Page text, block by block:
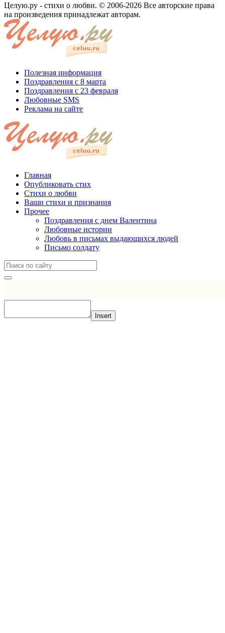
Целую.ру - стихи о любви. © 2006-2026 Все авторские права
на произведения принадлежат авторам.
Полезная информация
Поздравления с 8 марта
Поздравления с 23 февраля
Любовные SMS
Реклама на сайте
Главная
Опубликовать стих
Стихи о любви
Ваши стихи и признания
Прочее
Поздравления с днем Валентина
Любовные истории
Любовь в письмах выдающихся людей
Письмо солдату
Insert